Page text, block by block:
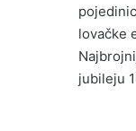
lovačke
jubileju